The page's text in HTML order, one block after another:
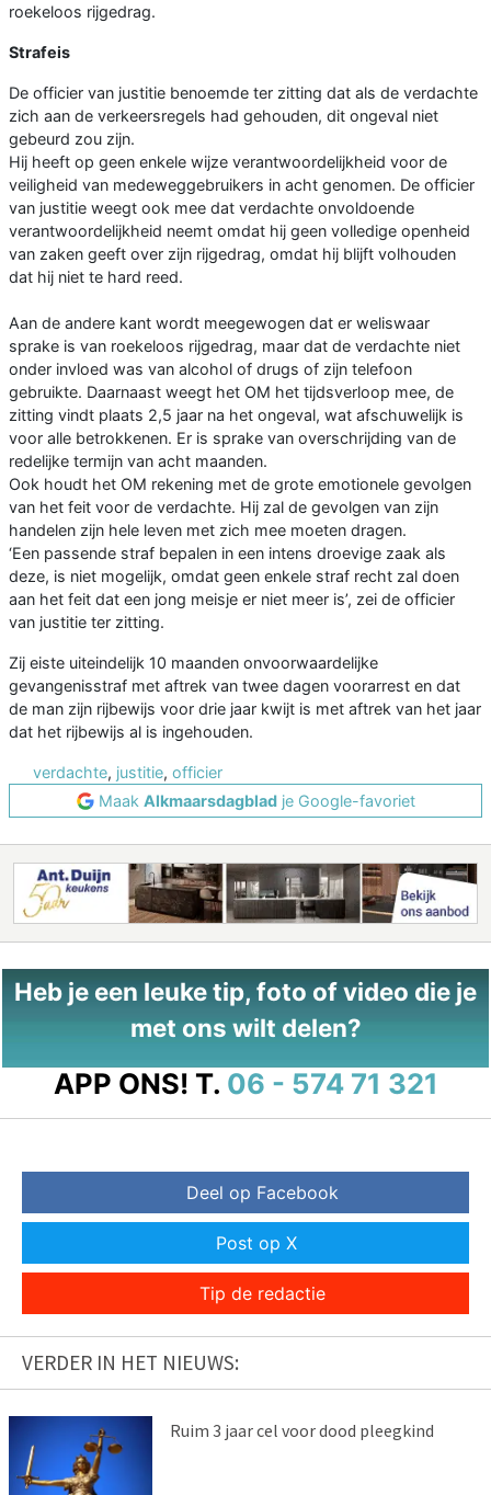
roekeloos rijgedrag.
Strafeis
De officier van justitie benoemde ter zitting dat als de verdachte
zich aan de verkeersregels had gehouden, dit ongeval niet
gebeurd zou zijn.
Hij heeft op geen enkele wijze verantwoordelijkheid voor de
veiligheid van medeweggebruikers in acht genomen. De officier
van justitie weegt ook mee dat verdachte onvoldoende
verantwoordelijkheid neemt omdat hij geen volledige openheid
van zaken geeft over zijn rijgedrag, omdat hij blijft volhouden
dat hij niet te hard reed.
Aan de andere kant wordt meegewogen dat er weliswaar
sprake is van roekeloos rijgedrag, maar dat de verdachte niet
onder invloed was van alcohol of drugs of zijn telefoon
gebruikte. Daarnaast weegt het OM het tijdsverloop mee, de
zitting vindt plaats 2,5 jaar na het ongeval, wat afschuwelijk is
voor alle betrokkenen. Er is sprake van overschrijding van de
redelijke termijn van acht maanden.
Ook houdt het OM rekening met de grote emotionele gevolgen
van het feit voor de verdachte. Hij zal de gevolgen van zijn
handelen zijn hele leven met zich mee moeten dragen.
‘Een passende straf bepalen in een intens droevige zaak als
deze, is niet mogelijk, omdat geen enkele straf recht zal doen
aan het feit dat een jong meisje er niet meer is’, zei de officier
van justitie ter zitting.
Zij eiste uiteindelijk 10 maanden onvoorwaardelijke
gevangenisstraf met aftrek van twee dagen voorarrest en dat
de man zijn rijbewijs voor drie jaar kwijt is met aftrek van het jaar
dat het rijbewijs al is ingehouden.
verdachte, justitie, officier
Maak Alkmaarsdagbladje Google-favoriet
Heb je een leuke tip, foto of video die je
met ons wilt delen?
APP ONS! T. 06 - 574 71 321
Deel op Facebook
Post op X
Tip de redactie
VERDER IN HET NIEUWS:
Ruim 3 jaar cel voor dood pleegkind